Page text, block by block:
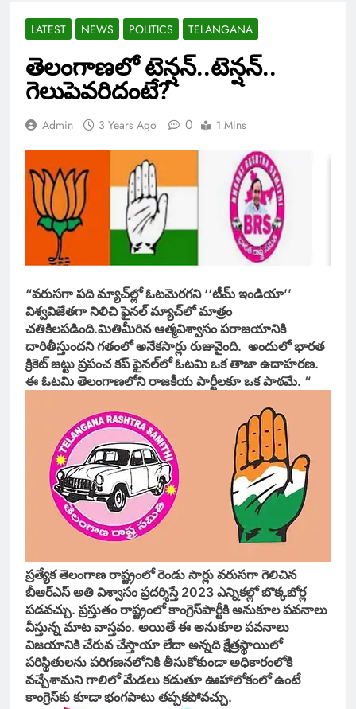
LATEST NEWS POLITICS TELANGANA
తెలంగాణలో టెన్షన్..టెన్షన్..
గెలుపెవరిదంటే?
Admin 3 Years Ago 0 1 Mins
“వరుసగా పది మ్యాచ్‌ల్లో ఓటమెరగని ‘‘టీమ్‌ ఇండియా’’
విశ్వవిజేతగా నిలిచి ఫైనల్‌ మ్యాచ్‌లో మాత్రం
చతికిలపడింది.మితిమీరిన ఆత్మవిశ్వాసం పరాజయానికి
దారితీస్తుందని గతంలో అనేకసార్లు రుజువైంది. అందులో భారత
క్రికెట్‌ జట్టు ప్రపంచ కప్‌ ఫైనల్‌లో ఓటమి ఒక తాజా ఉదాహరణ.
ఈ ఓటమి తెలంగాణలోని రాజకీయ పార్టీలకూ ఒక పాఠమే. “
ప్రత్యేక తెలంగాణ రాష్ట్రంలో రెండు సార్లు వరుసగా గెలిచిన
బీఆర్‌ఎస్‌ అతి విశ్వాసం ప్రదర్శిస్తే 2023 ఎన్నికల్లో బొక్కబోర్ల
పడవచ్చు. ప్రస్తుతం రాష్ట్రంలో కాంగ్రెస్‌పార్టీకి అనుకూల పవనాలు
వీస్తున్న మాట వాస్తవం. అయితే ఈ అనుకూల పవనాలు
విజయానికి చేరువ చేస్తాయా లేదా అన్నది క్షేత్రస్థాయిలో
పరిస్థితులను పరిగణనలోనికి తీసుకోకుండా అధికారంలోకి
వచ్చేశామని గాలిలో మేడలు కడుతూ ఊహాలోకంలో ఉంటే
కాంగ్రెస్‌కు కూడా భంగపాటు తప్పకపోవచ్చు.